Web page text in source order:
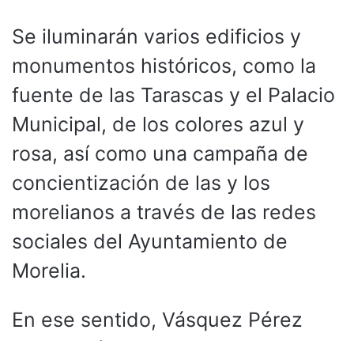
Se iluminarán varios edificios y
monumentos históricos, como la
fuente de las Tarascas y el Palacio
Municipal, de los colores azul y
rosa, así como una campaña de
concientización de las y los
morelianos a través de las redes
sociales del Ayuntamiento de
Morelia.
En ese sentido, Vásquez Pérez